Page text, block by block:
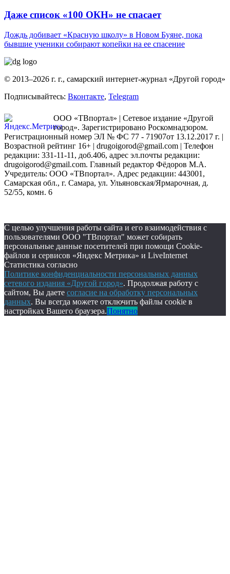
Даже список «100 ОКН» не спасает
Дождь добивает «Красную школу» в Новом Буяне, пока
бывшие ученики собирают копейки на ее спасение
© 2013–2026 г. г., самарский интернет-журнал «Другой город»
Подписывайтесь: Вконтакте, Telegram
ООО «ТВпортал» | Сетевое издание «Другой
город». Зарегистрировано Роскомнадзором.
Регистрационный номер ЭЛ № ФС 77 - 71907от 13.12.2017 г. |
Возрастной рейтинг 16+ | drugoigorod@gmail.com | Телефон
редакции: 331-11-11, доб.406, адрес эл.почты редакции:
drugoigorod@gmail.com. Главный редактор Фёдоров М.А.
Учредитель: ООО «ТВпортал». Адрес редакции: 443001,
Самарская обл., г. Самара, ул. Ульяновская/Ярмарочная, д.
52/55, комн. 6
С целью улучшения работы сайта и его взаимодействия с
пользователями ООО "ТВпортал" может собирать
персональные данные посетителей при помощи Cookie-
файлов и сервисов «Яндекс Метрика» и LiveInternet
Статистика согласно
Политике конфиденциальности персональных данных
сетевого издания «Другой город». Продолжая работу с
сайтом, Вы даете согласие на обработку персональных
данных. Вы всегда можете отключить файлы cookie в
настройках Вашего браузера.Понятно